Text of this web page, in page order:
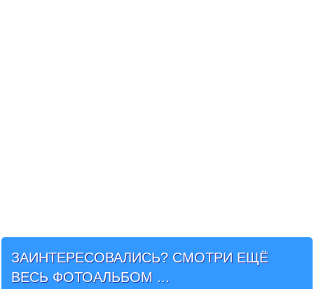
ЗАИНТЕРЕСОВАЛИСЬ? СМОТРИ ЕЩЁ
ВЕСЬ ФОТОАЛЬБОМ ...